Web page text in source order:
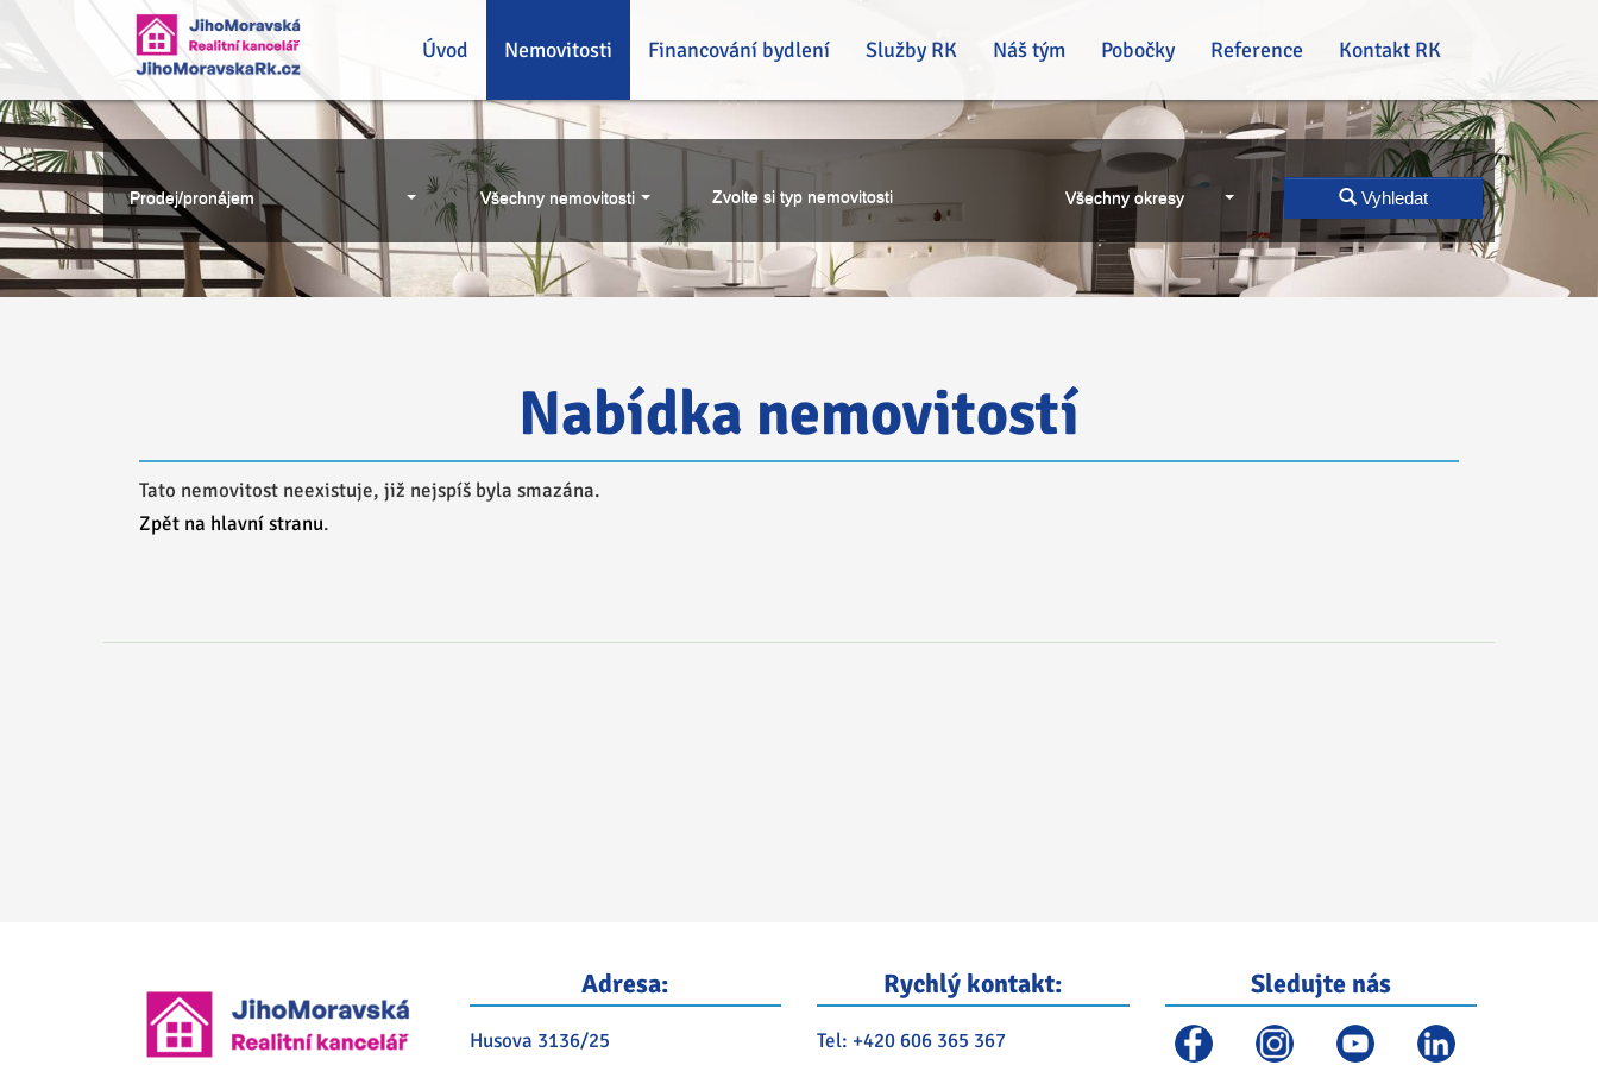
Úvod Nemovitosti Financování bydlení Služby RK Náš tým Pobočky Reference Kontakt RK
Prodej/pronájem Všechny nemovitosti Zvolte si typ nemovitosti Všechny okresy Vyhledat
Nabídka nemovitostí
Tato nemovitost neexistuje, již nejspíš byla smazána.
Zpět na hlavní stranu.
Adresa:
Husova 3136/25
Rychlý kontakt:
Tel: +420 606 365 367
Sledujte nás